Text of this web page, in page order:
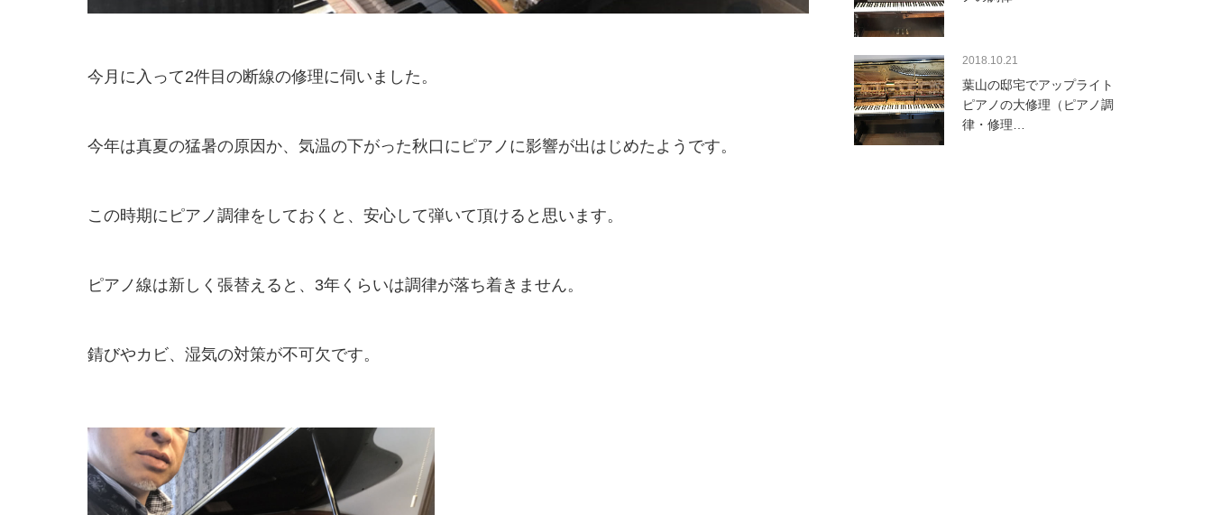
今月に入って2件目の断線の修理に伺いました。
今年は真夏の猛暑の原因か、気温の下がった秋口にピアノに影響が出はじめたようです。
この時期にピアノ調律をしておくと、安心して弾いて頂けると思います。
ピアノ線は新しく張替えると、3年くらいは調律が落ち着きません。
錆びやカビ、湿気の対策が不可欠です。
2018.10.21
葉山の邸宅でアップライト
ピアノの大修理（ピアノ調
律・修理…